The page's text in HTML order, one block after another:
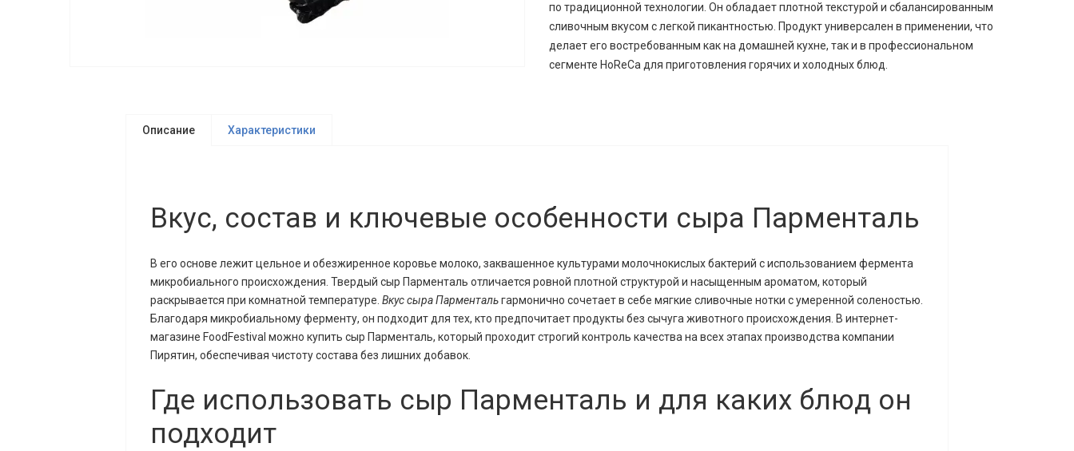
по традиционной технологии. Он обладает плотной текстурой и сбалансированным
сливочным вкусом с легкой пикантностью. Продукт универсален в применении, что
делает его востребованным как на домашней кухне, так и в профессиональном
сегменте HoReCa для приготовления горячих и холодных блюд.
Описание Характеристики
Вкус, состав и ключевые особенности сыра Парменталь
В его основе лежит цельное и обезжиренное коровье молоко, заквашенное культурами молочнокислых бактерий с использованием фермента
микробиального происхождения. Твердый сыр Парменталь отличается ровной плотной структурой и насыщенным ароматом, который
раскрывается при комнатной температуре.Вкус сыра Парментальгармонично сочетает в себе мягкие сливочные нотки с умеренной соленостью.
Благодаря микробиальному ферменту, он подходит для тех, кто предпочитает продукты без сычуга животного происхождения. В интернет-
магазине FoodFestival можно купить сыр Парменталь, который проходит строгий контроль качества на всех этапах производства компании
Пирятин, обеспечивая чистоту состава без лишних добавок.
Где использовать сыр Парменталь и для каких блюд он
подходит